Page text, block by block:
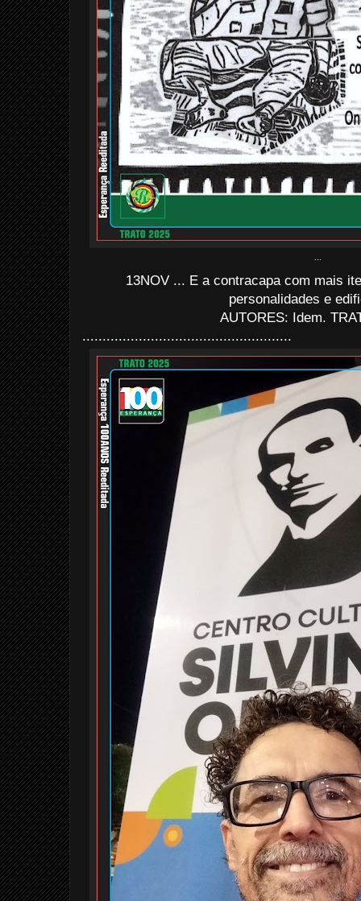
13NOV ... E a contracapa com mais
personalidades e
AUTORES: Idem.
....................................................